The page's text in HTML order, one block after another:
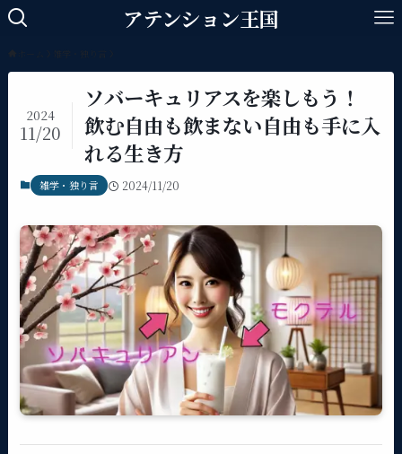
アテンション王国
ソバーキュリアスを楽しもう！
飲む自由も飲まない自由も手に入
れる生き方
2024
11/20
雑学・独り言 2024/11/20